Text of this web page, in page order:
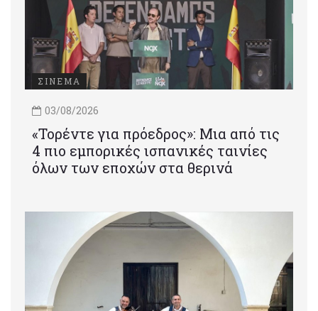
ΣΙΝΕΜΑ
03/08/2026
«Τορέντε για πρόεδρος»: Mια από τις
4 πιο εμπορικές ισπανικές ταινίες
όλων των εποχών στα θερινά